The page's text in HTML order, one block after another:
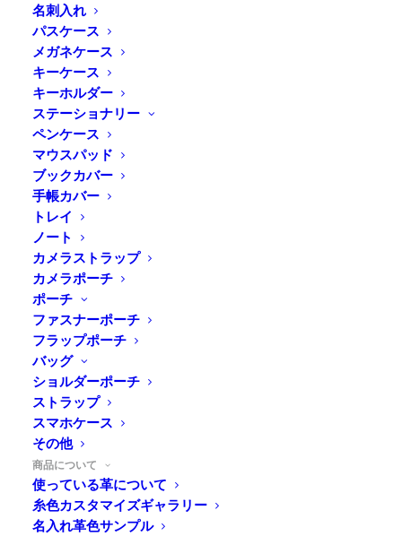
名刺入れ
パスケース
メガネケース
キーケース
キーホルダー
ステーショナリー
ペンケース
マウスパッド
ブックカバー
手帳カバー
トレイ
ノート
カメラストラップ
カメラポーチ
ポーチ
ファスナーポーチ
フラップポーチ
バッグ
ショルダーポーチ
ストラップ
スマホケース
その他
商品について
使っている革について
糸色カスタマイズギャラリー
名入れ革色サンプル
革のメンテナンス用品 Mustang Paste（マスタングペース
Duram Factoryとして革製品を扱い始め、メンテナンス
用品を色々使って試した結果、一番良いと思いました。
そして、ぜひ皆さんにおすすめしたいと思いました。最
も古く、しかし新しい、革のメンテナンス用品です。
こだわりのレザーオイル
Mustang Paste（マスタングペース